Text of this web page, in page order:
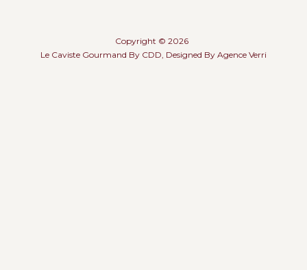
Copyright © 2026
Le Caviste Gourmand By CDD, Designed By Agence Verri